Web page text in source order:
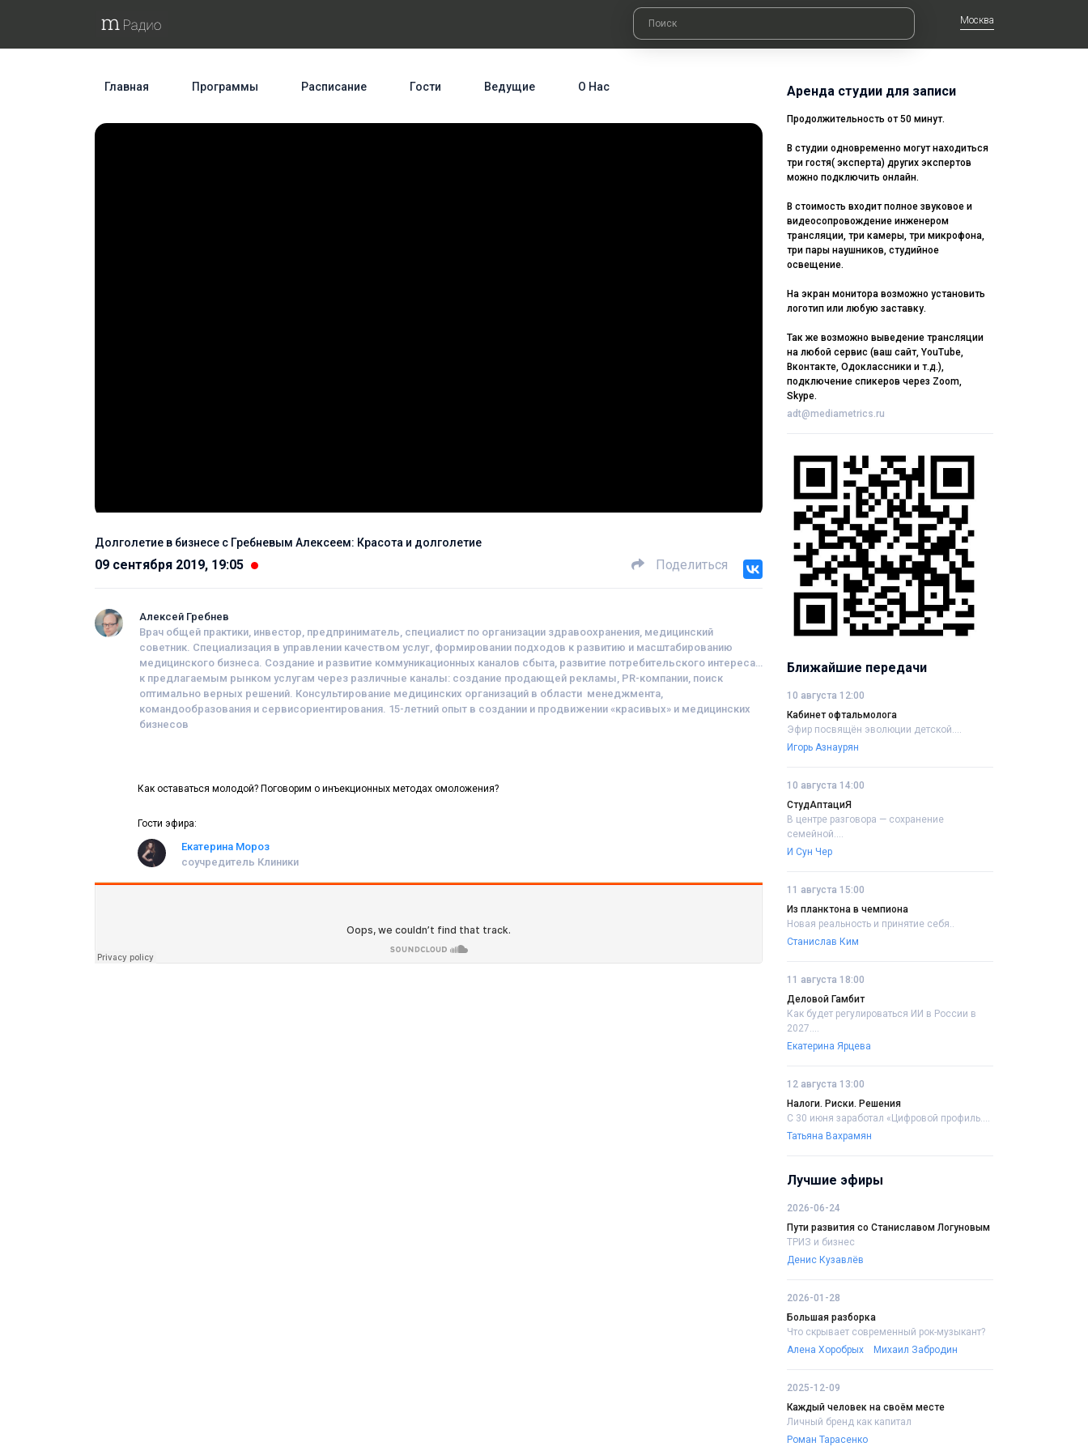
Москва
Главная Программы Расписание Гости Ведущие О Нас
Долголетие в бизнесе с Гребневым Алексеем: Красота и долголетие
09 сентября 2019, 19:05 Поделиться
Алексей Гребнев
Врач общей практики, инвестор, предприниматель, специалист по организации здравоохранения, медицинский
советник. Специализация в управлении качеством услуг, формировании подходов к развитию и масштабированию
медицинского бизнеса. Создание и развитие коммуникационных каналов сбыта, развитие потребительского интереса
к предлагаемым рынком услугам через различные каналы: создание продающей рекламы, PR-компании, поиск
оптимально верных решений. Консультирование медицинских организаций в области менеджмента,
командообразования и сервисориентирования. 15-летний опыт в создании и продвижении «красивых» и медицинских
бизнесов
Как оставаться молодой? Поговорим о инъекционных методах омоложения?​
Гости эфира:
Екатерина Мороз
соучредитель Клиники
Аренда студии для записи
Продолжительность от 50 минут.
В студии одновременно могут находиться
три гостя( эксперта) других экспертов
можно подключить онлайн.
В стоимость входит полное звуковое и
видеосопровождение инженером
трансляции, три камеры, три микрофона,
три пары наушников, студийное
освещение.
На экран монитора возможно установить
логотип или любую заставку.
Так же возможно выведение трансляции
на любой сервис (ваш сайт, YouTube,
Вконтакте, Одоклассники и т.д.),
подключение спикеров через Zoom,
Skype.
adt@mediametrics.ru
Ближайшие передачи
10 августа 12:00
Кабинет офтальмолога
Эфир посвящён эволюции детской....
Игорь Азнаурян
10 августа 14:00
СтудАптациЯ
В центре разговора — сохранение
семейной....
И Сун Чер
11 августа 15:00
Из планктона в чемпиона
Новая реальность и принятие себя..
Станислав Ким
11 августа 18:00
Деловой Гамбит
Как будет регулироваться ИИ в России в
2027....
Екатерина Ярцева
12 августа 13:00
Налоги. Риски. Решения
С 30 июня заработал «Цифровой профиль....
Татьяна Вахрамян
Лучшие эфиры
2026-06-24
Пути развития со Станиславом Логуновым
ТРИЗ и бизнес
Денис Кузавлёв
2026-01-28
Большая разборка
Что скрывает современный рок-музыкант?
Алена Хоробрых
Михаил Забродин
2025-12-09
Каждый человек на своём месте
Личный бренд как капитал
Роман Тарасенко